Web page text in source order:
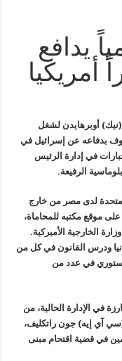
يدافع
أمريكيا
أوبرهايدن لشغل
بدفاعه عن إسرائيل في
في إدارة الرئيس
الرفيعة.
لدى مصر من خارج
موقع مكتبه للمحاماة،
الخارجية الأميركية.
ودرس القانون في كل من
في عدد من
في الإدارة الحالية، من
(سي آي إيه) جون راتكليف،
في قضية اقتحام مبنى